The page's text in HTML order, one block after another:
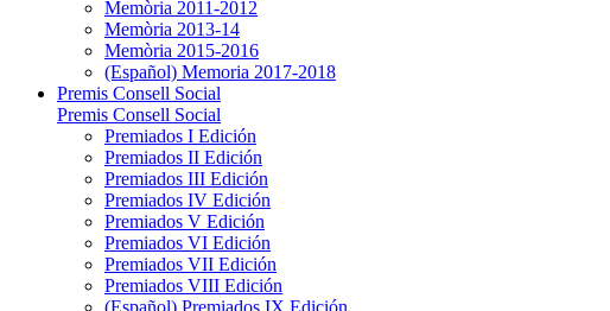
Memòria 2011-2012
Memòria 2013-14
Memòria 2015-2016
(Español) Memoria 2017-2018
Premis Consell Social
Premis Consell Social
Premiados I Edición
Premiados II Edición
Premiados III Edición
Premiados IV Edición
Premiados V Edición
Premiados VI Edición
Premiados VII Edición
Premiados VIII Edición
(Español) Premiados IX Edición